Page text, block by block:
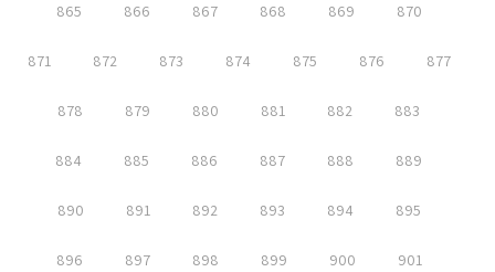
865 866 867 868 869 870
871 872 873 874 875 876 877
878 879 880 881 882 883
884 885 886 887 888 889
890 891 892 893 894 895
896 897 898 899 900 901